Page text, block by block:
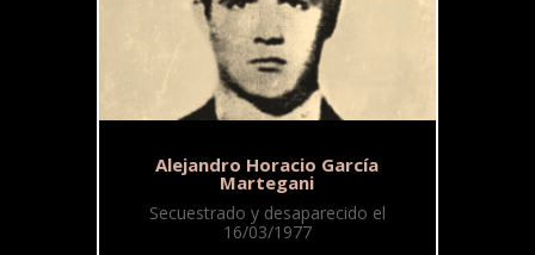
Alejandro Horacio García
Martegani
Secuestrado y desaparecido el
16/03/1977